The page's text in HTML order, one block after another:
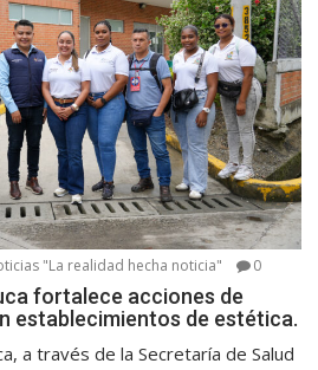
"La realidad hecha noticia" 0
fortalece acciones de
establecimientos de estética.
a través de la Secretaría de Salud